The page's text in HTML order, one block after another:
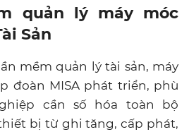
quản lý máy móc
Sản
mềm quản lý tài sản, máy
đoàn MISA phát triển, phù
cần số hóa toàn bộ
bị từ ghi tăng, cấp phát,